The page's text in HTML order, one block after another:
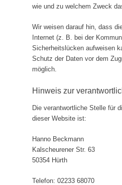
wie und zu welchem Zweck
Wir weisen darauf hin, dass
Internet (z. B. bei der
Sicherheitslücken aufweisen
Schutz der Daten vor dem
möglich.
Hinweis zur
Die verantwortliche Stelle für
dieser Website ist:
Hanno Beckmann
Kalscheurener Str. 63
50354 Hürth
Telefon: 02233 68070‬